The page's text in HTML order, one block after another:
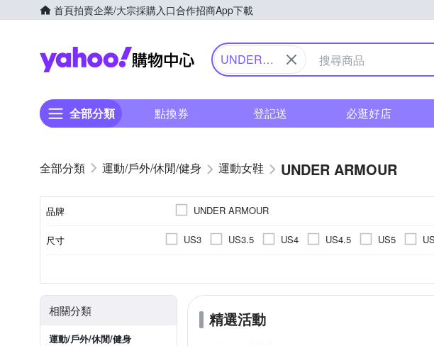
首頁拍賣企業/大宗採購入口合作招商App下載
Yahoo購物中心
UNDER
全部分類 點換券 登記送 必逛好店
運動/戶外/休閒/健身 運動女鞋 UNDER ARMOUR
品牌 UNDER ARMOUR
尺寸 US3 US3.5 US4 US4.5 US5
EU36
EU37 EU38 EU39 EU40
UK4.5
UK5
相關分類
運動/戶外/休閒/健身
精選活動